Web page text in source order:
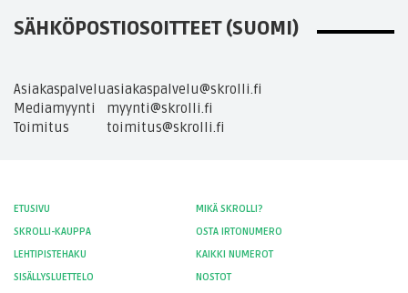
SÄHKÖPOSTIOSOITTEET (SUOMI)
Asiakaspalveluasiakaspalvelu@skrolli.fi
Mediamyynti
myynti@skrolli.fi
Toimitus
toimitus@skrolli.fi
ETUSIVU
MIKÄ SKROLLI?
SKROLLI-KAUPPA
OSTA IRTONUMERO
LEHTIPISTEHAKU
KAIKKI NUMEROT
SISÄLLYSLUETTELO
NOSTOT